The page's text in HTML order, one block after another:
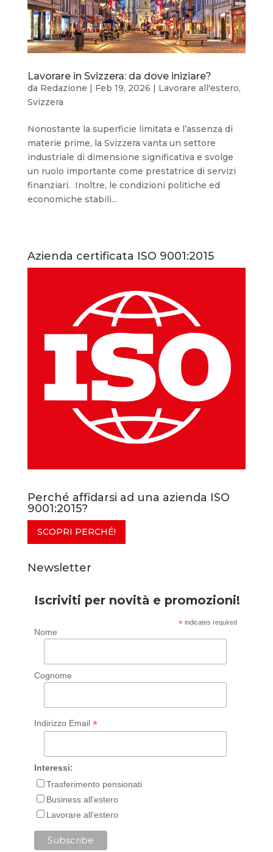
Lavorare in Svizzera: da dove iniziare?
da Redazione | Feb 19, 2026 | Lavorare all'estero,
Svizzera
Nonostante la superficie limitata e l’assenza di
materie prime, la Svizzera vanta un settore
industriale di dimensione significativa e svolge
un ruolo importante come prestatrice di servizi
finanziari. Inoltre, le condizioni politiche ed
economiche stabili...
Azienda certificata ISO 9001:2015
Perché affidarsi ad una azienda ISO
9001:2015?
SCOPRI PERCHÉ!
Newsletter
Iscriviti per novità e promozioni!
* indicates required
Nome
Cognome
Indirizzo Email *
Interessi:
Trasferimento pensionati
Business all'estero
Lavorare all'estero